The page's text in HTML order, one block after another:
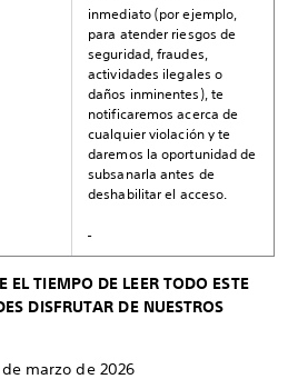
inmediato (por ejemplo,
para atender riesgos de
seguridad, fraudes,
actividades ilegales o
daños inminentes), te
notificaremos acerca de
cualquier violación y te
daremos la oportunidad de
subsanarla antes de
deshabilitar el acceso.
EL TIEMPO DE LEER TODO ESTE
DISFRUTAR DE NUESTROS
marzo de 2026